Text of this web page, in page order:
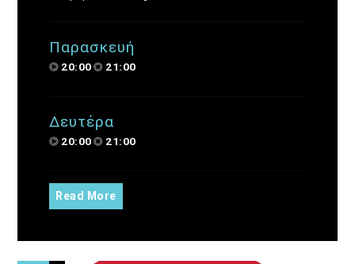
Παρασκευή
20:00 21:00
Δευτέρα
20:00 21:00
Read More